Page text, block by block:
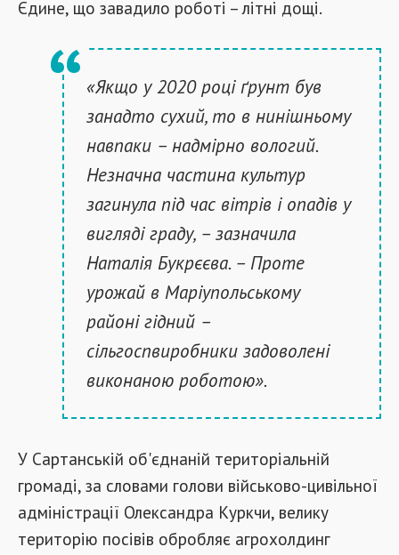
Єдине, що завадило роботі – літні дощі.
«Якщо у 2020 році ґрунт був
занадто сухий, то в нинішньому
навпаки – надмірно вологий.
Незначна частина культур
загинула під час вітрів і опадів у
вигляді граду, – зазначила
Наталія Букрєєва. – Проте
урожай в Маріупольському
районі гідний –
сільгоспвиробники задоволені
виконаною роботою».
У Сартанській об'єднаній територіальній
громаді, за словами голови військово-цивільної
адміністрації Олександра Куркчи, велику
територію посівів обробляє агрохолдинг